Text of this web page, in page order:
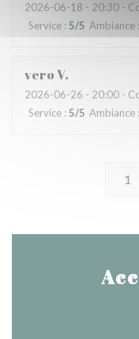
2026-06-18 - 20:30 -
Service : 5/5 Ambiance :
veroV
2026-06-26 - 20:00 -
Service :5/5 Ambiance :
1